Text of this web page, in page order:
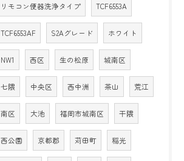
リモコン便器洗浄タイプ TCF6553A
TCF6553AF S2Aグレード ホワイト
NW1 西区 生の松原 城南区
七隈 中央区 西中洲 茶山 荒江
南区 大池 福岡市城南区 干隈
西公園 京都郡 苅田町 稲光